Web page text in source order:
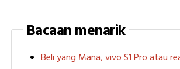
Bacaan menarik
Beli yang Mana, vivo S1 Pro atau